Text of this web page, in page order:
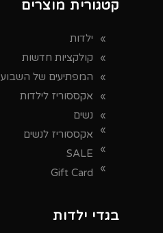
קטגורית מוצרים
ילדות
קולקציות חדשות
המפתיעים של השבוע
אקססוריז לילדות
נשים
אקססוריז לנשים
SALE
Gift Card
בגדי ילדות